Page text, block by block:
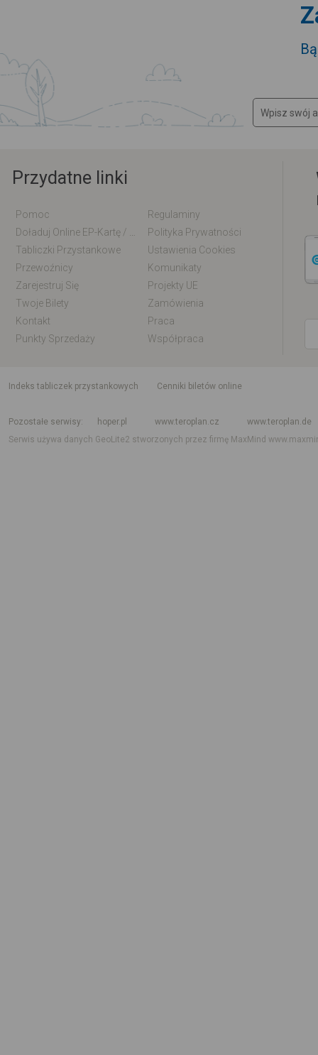
Przydatne linki
Pomoc
Regulaminy
Polityka Prywatności
Tabliczki Przystankowe
Ustawienia Cookies
Przewoźnicy
Komunikaty
Zarejestruj Się
Projekty UE
Twoje Bilety
Zamówienia
Kontakt
Praca
Punkty Sprzedaży
Współpraca
indeks tabliczek przystankowych
Cenniki biletów online
Pozostałe serwisy
hoper.pl www.teroplan.cz
www.teroplan.de
Serwis używa danych GeoLite2 stworzonych przez firmę MaxMind